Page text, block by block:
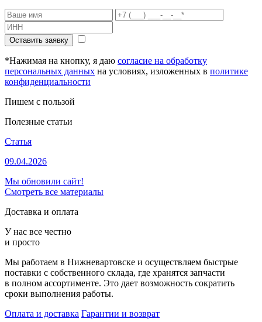
Оставить заявку
*Нажимая на кнопку, я даю согласие на обработку
персональных данных на условиях, изложенных в политике
конфиденциальности
Пишем с пользой
Полезные статьи
Статья
09.04.2026
Мы обновили сайт!
Смотреть все материалы
Доставка и оплата
У нас все честно
и просто
Мы работаем в Нижневартовске и осуществляем быстрые
поставки с собственного склада, где хранятся запчасти
в полном ассортименте. Это дает возможность сократить
сроки выполнения работы.
Оплата и доставка Гарантии и возврат